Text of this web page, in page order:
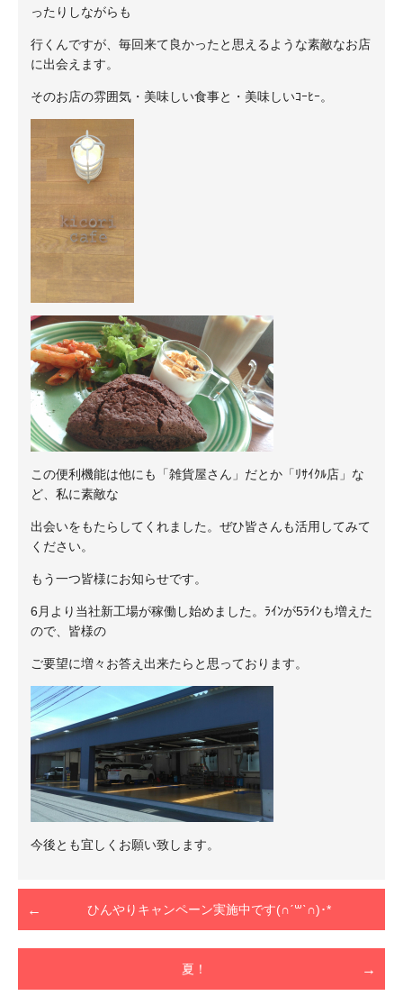
ったりしながらも
行くんですが、毎回来て良かったと思えるような素敵なお店
に出会えます。
そのお店の雰囲気・美味しい食事と・美味しいｺｰﾋｰ。
この便利機能は他にも「雑貨屋さん」だとか「ﾘｻｲｸﾙ店」な
ど、私に素敵な
出会いをもたらしてくれました。ぜひ皆さんも活用してみて
ください。
もう一つ皆様にお知らせです。
6月より当社新工場が稼働し始めました。ﾗｲﾝが5ﾗｲﾝも増えた
ので、皆様の
ご要望に増々お答え出来たらと思っております。
今後とも宜しくお願い致します。
ひんやりキャンペーン実施中です(∩ˊ꒳​ˋ∩)･*
夏！